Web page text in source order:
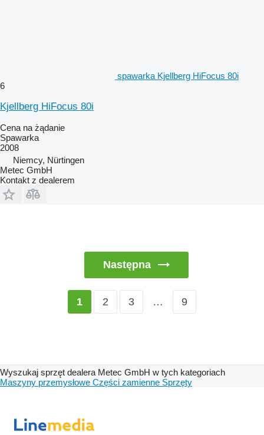
spawarka Kjellberg HiFocus 80i
6
Kjellberg HiFocus 80i
Cena na żądanie
Spawarka
2008
Niemcy, Nürtingen
Metec GmbH
Kontakt z dealerem
Następna
1 2 3 … 9
Wyszukaj sprzęt dealera Metec GmbH w tych kategoriach
Maszyny przemysłowe Części zamienne Sprzęty